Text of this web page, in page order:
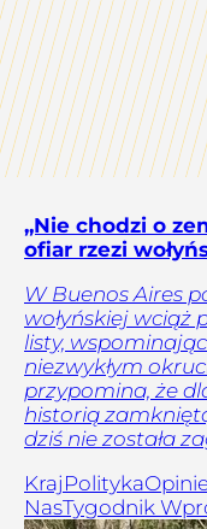
„Nie chodzi o
ofiar rzezi
W Buenos Aires
wołyńskiej wciąż
listy,
niezwykłym
przypomina, że
historią
dziś nie została
Kraj Polityka
NasTygodnik